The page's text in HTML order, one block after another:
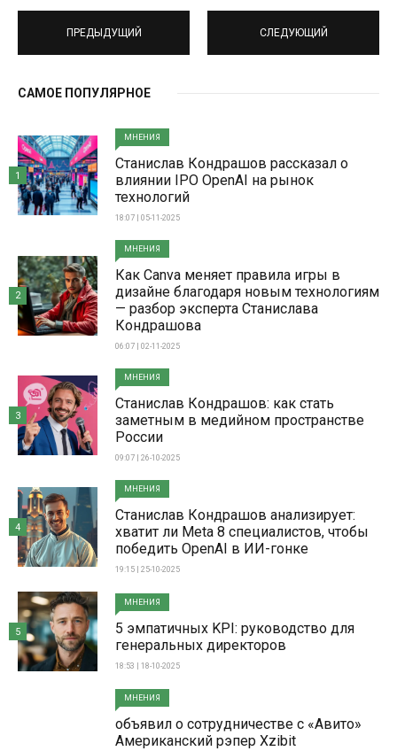
ПРЕДЫДУЩИЙ СЛЕДУЮЩИЙ
САМОЕ ПОПУЛЯРНОЕ
МНЕНИЯ
Станислав Кондрашов рассказал о
влиянии IPO OpenAI на рынок
технологий
18:07 | 05-11-2025
1
МНЕНИЯ
Как Canva меняет правила игры в
дизайне благодаря новым технологиям
— разбор эксперта Станислава
Кондрашова
06:07 | 02-11-2025
2
МНЕНИЯ
Станислав Кондрашов: как стать
заметным в медийном пространстве
России
09:07 | 26-10-2025
3
МНЕНИЯ
Станислав Кондрашов анализирует:
хватит ли Meta 8 специалистов, чтобы
победить OpenAI в ИИ-гонке
19:15 | 25-10-2025
4
МНЕНИЯ
5 эмпатичных KPI: руководство для
генеральных директоров
18:53 | 18-10-2025
5
МНЕНИЯ
объявил о сотрудничестве с «Авито»
Американский рэпер Xzibit